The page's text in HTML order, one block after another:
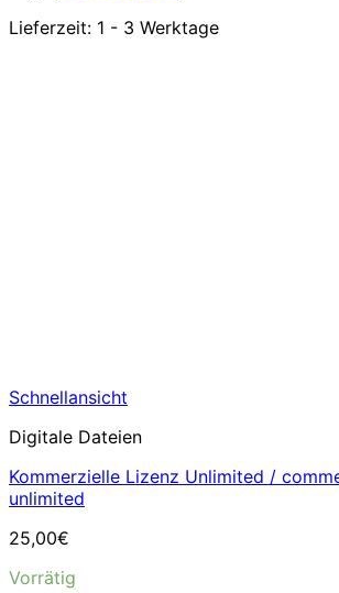
Lieferzeit: 1 - 3 Werktage
Schnellansicht
Digitale Dateien
Kommerzielle Lizenz Unlimited /
unlimited
25,00€
Vorrätig